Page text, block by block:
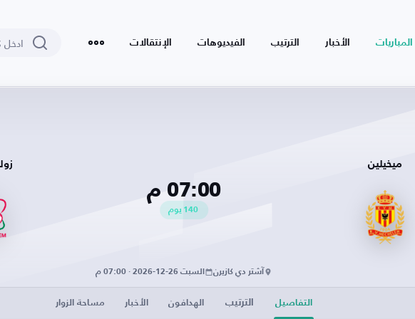
المباريات الأخبار الترتيب الفيديوهات الإنتقالات
ميخيلين
07:00 م
140 يوم
آشتر دي كازيرن السبت 26-12-2026 · 07:00 م
التفاصيل الترتيب الهدافون الأخبار مساحة الزوار